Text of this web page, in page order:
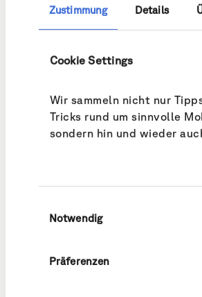
Zustimmung Details
Cookie Settings
Wir sammeln nicht nur
Tricks rund um sinnvolle
sondern hin und wieder
Notwendig
Präferenzen
Altbüron
Ballwil
Beromünster